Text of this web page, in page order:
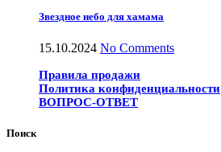
Звездное небо для хамама
15.10.2024 No Comments
Правила продажи
Политика конфиденциальности
ВОПРОС-ОТВЕТ
Поиск